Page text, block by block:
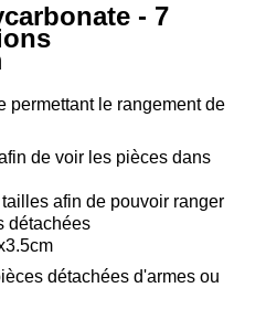
- 7
permettant le rangement de
de voir les pièces dans
afin de pouvoir ranger
détachées
détachées d'armes ou